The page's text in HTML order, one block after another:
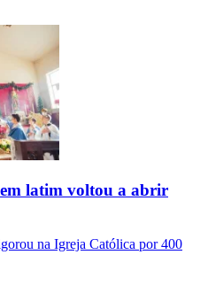
latim voltou a abrir
na Igreja Católica por 400